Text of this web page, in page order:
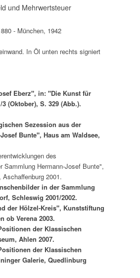
und Mehrwertsteuer
- München, 1942
In Öl unten rechts signiert
Eberz", in: "Die Kunst für
(Oktober), S. 329 (Abb.).
Sezession aus der
Bunte", Haus am Waldsee,
des
Sammlung Hermann-Josef Bunte",
2001.
in der Sammlung
Schleswig 2001/2002.
der Hölzel-Kreis", Kunststiftung
ob Verena 2003.
der Klassischen
Ahlen 2007.
der Klassischen
Galerie, Quedlinburg